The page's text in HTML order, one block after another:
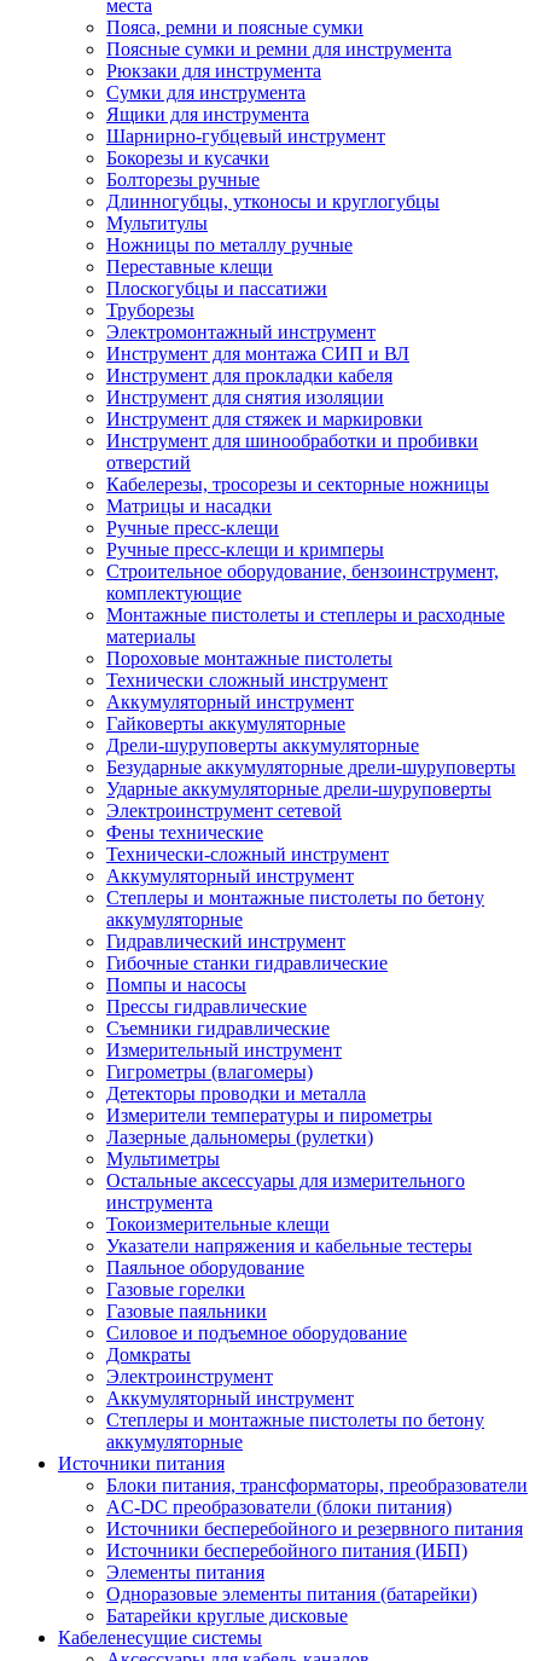
места
Пояса, ремни и поясные сумки
Поясные сумки и ремни для инструмента
Рюкзаки для инструмента
Сумки для инструмента
Ящики для инструмента
Шарнирно-губцевый инструмент
Бокорезы и кусачки
Болторезы ручные
Длинногубцы, утконосы и круглогубцы
Мультитулы
Ножницы по металлу ручные
Переставные клещи
Плоскогубцы и пассатижи
Труборезы
Электромонтажный инструмент
Инструмент для монтажа СИП и ВЛ
Инструмент для прокладки кабеля
Инструмент для снятия изоляции
Инструмент для стяжек и маркировки
Инструмент для шинообработки и пробивки
отверстий
Кабелерезы, тросорезы и секторные ножницы
Матрицы и насадки
Ручные пресс-клещи
Ручные пресс-клещи и кримперы
Строительное оборудование, бензоинструмент,
комплектующие
Монтажные пистолеты и степлеры и расходные
материалы
Пороховые монтажные пистолеты
Технически сложный инструмент
Аккумуляторный инструмент
Гайковерты аккумуляторные
Дрели-шуруповерты аккумуляторные
Безударные аккумуляторные дрели-шуруповерты
Ударные аккумуляторные дрели-шуруповерты
Электроинструмент сетевой
Фены технические
Технически-сложный инструмент
Аккумуляторный инструмент
Степлеры и монтажные пистолеты по бетону
аккумуляторные
Гидравлический инструмент
Гибочные станки гидравлические
Помпы и насосы
Прессы гидравлические
Съемники гидравлические
Измерительный инструмент
Гигрометры (влагомеры)
Детекторы проводки и металла
Измерители температуры и пирометры
Лазерные дальномеры (рулетки)
Мультиметры
Остальные аксессуары для измерительного
инструмента
Токоизмерительные клещи
Указатели напряжения и кабельные тестеры
Паяльное оборудование
Газовые горелки
Газовые паяльники
Силовое и подъемное оборудование
Домкраты
Электроинструмент
Аккумуляторный инструмент
Степлеры и монтажные пистолеты по бетону
аккумуляторные
Источники питания
Блоки питания, трансформаторы, преобразователи
AC-DC преобразователи (блоки питания)
Источники бесперебойного и резервного питания
Источники бесперебойного питания (ИБП)
Элементы питания
Одноразовые элементы питания (батарейки)
Батарейки круглые дисковые
Кабеленесущие системы